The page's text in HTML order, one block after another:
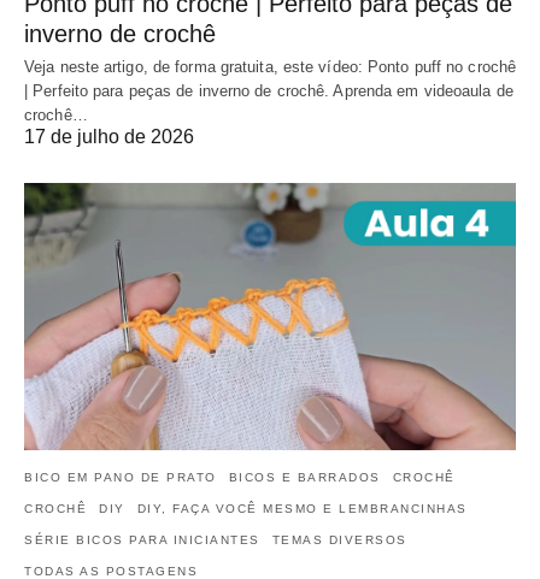
inverno de crochê
Veja neste artigo, de forma gratuita, este vídeo: Ponto puff no crochê
| Perfeito para peças de inverno de crochê. Aprenda em videoaula de
crochê…
17 de julho de 2026
BICO EM PANO DE PRATO BICOS E BARRADOS CROCHÊ
CROCHÊ DIY DIY, FAÇA VOCÊ MESMO E LEMBRANCINHAS
SÉRIE BICOS PARA INICIANTES TEMAS DIVERSOS
TODAS AS POSTAGENS